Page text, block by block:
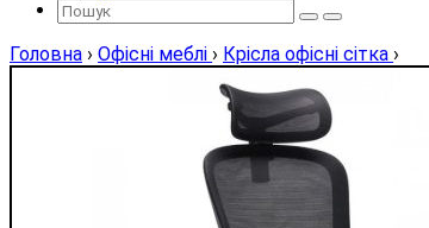
Головна › Офісні меблі › Крісла офісні сітка ›